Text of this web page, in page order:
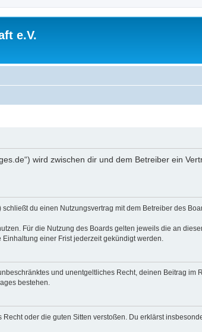
e.V.
wird zwischen dir und dem Betreiber ein
du einen Nutzungsvertrag mit dem Betreiber des
Für die Nutzung des Boards gelten jeweils die an
einer Frist jederzeit gekündigt werden.
und unentgeltliches Recht, deinen Beitrag im
bestehen.
oder die guten Sitten verstoßen. Du erklärst